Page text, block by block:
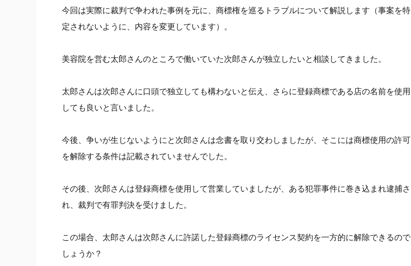
今回は実際に裁判で争われた事例を元に、商標権を巡るトラブルについて解説します（事案を特
定されないように、内容を変更しています）。
美容院を営む太郎さんのところで働いていた次郎さんが独立したいと相談してきました。
太郎さんは次郎さんに口頭で独立しても構わないと伝え、さらに登録商標である店の名前を使用
しても良いと言いました。
今後、争いが生じないようにと次郎さんは念書を取り交わしましたが、そこには商標使用の許可
を解除する条件は記載されていませんでした。
その後、次郎さんは登録商標を使用して営業していましたが、ある犯罪事件に巻き込まれ逮捕さ
れ、裁判で有罪判決を受けました。
この場合、太郎さんは次郎さんに許諾した登録商標のライセンス契約を一方的に解除できるので
しょうか？